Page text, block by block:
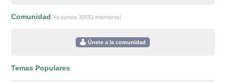
ComunidadYa somos 30551 miembros!
Únete a la comunidad
Temas Populares